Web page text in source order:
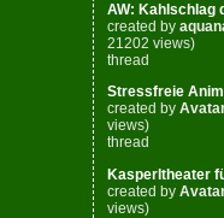
AW: Kahlschlag
created by
21202 views)
thread
Stressfreie
created by
views)
thread
Kasperltheater
created by
views)